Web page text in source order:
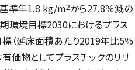
基準年1.8 kg/m2から27.8％減の
期環境目標2030におけるプラス
（延床面積あたり2019年比5％
価物としてプラスチックのリサ